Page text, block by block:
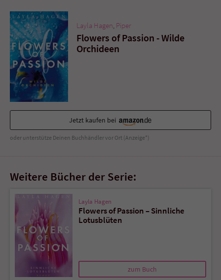
Layla Hagen, Piper
Flowers of Passion - Wilde
Orchideen
Jetzt kaufen bei
oder unterstütze Deinen Buchhändler vor Ort (Anzeige*)
Weitere Bücher der Serie:
Layla Hagen
Flowers of Passion – Sinnliche
Lotusblüten
zum Buch